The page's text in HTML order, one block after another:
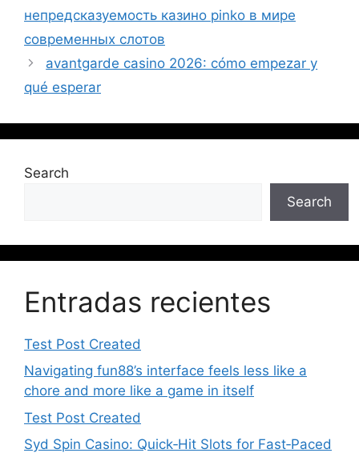
непредсказуемость казино pinko в мире
современных слотов
avantgarde casino 2026: cómo empezar y
qué esperar
Search
Search
Entradas recientes
Test Post Created
Navigating fun88’s interface feels less like a
chore and more like a game in itself
Test Post Created
Syd Spin Casino: Quick‑Hit Slots for Fast‑Paced